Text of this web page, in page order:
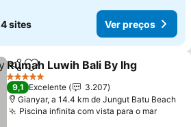
4 sites Ver preços
PartilharAdicionar aos favoritos
Rumah Luwih Bali By Ihg
5 Estrelas
9,1 Excelente
3.207
Gianyar, a 14.4 km de Jungut Batu Beach
Piscina infinita com vista para o marVer